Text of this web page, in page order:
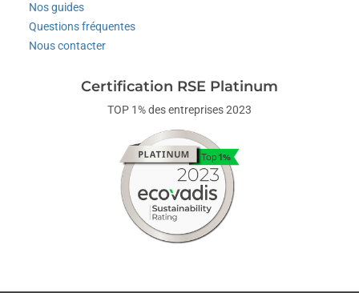
Nos guides
Questions fréquentes
Nous contacter
Certification RSE Platinum
TOP 1% des entreprises 2023